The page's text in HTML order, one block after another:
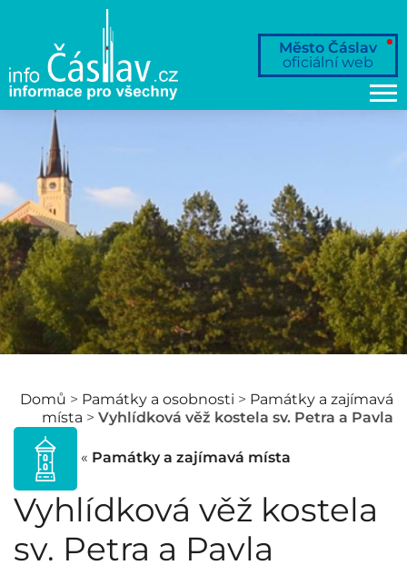
Město Čáslav
oficiální web
Domů > Památky a osobnosti > Památky a zajímavá
místa > Vyhlídková věž kostela sv. Petra a Pavla
« Památky a zajímavá místa
Vyhlídková věž kostela
sv. Petra a Pavla